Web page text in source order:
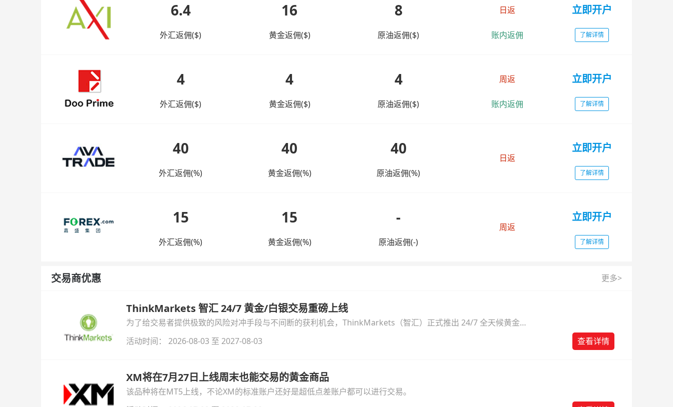
6.4
外汇返佣($)
16
黄金返佣($)
8
原油返佣($)
日返
账内返佣
立即开户
了解详情
4
外汇返佣($)
4
黄金返佣($)
4
原油返佣($)
周返
账内返佣
立即开户
了解详情
40
外汇返佣(%)
40
黄金返佣(%)
40
原油返佣(%)
日返
立即开户
了解详情
15
外汇返佣(%)
15
黄金返佣(%)
-
原油返佣(-)
周返
立即开户
了解详情
交易商优惠 更多>
ThinkMarkets 智汇 24/7 黄金/白银交易重磅上线
为了给交易者提供极致的风险对冲手段与不间断的获利机会，ThinkMarkets（智汇）正式推出 24/7 全天候黄金
与白银交易！本文将为您详细拆解本次升级的核心交易品种、杠杆配置、支持软件及交易细则。
活动时间： 2026-08-03 至 2027-08-03 查看详情
XM将在7月27日上线周末也能交易的黄金商品
该品种将在MT5上线，不论XM的标准账户还好是超低点差账户都可以进行交易。